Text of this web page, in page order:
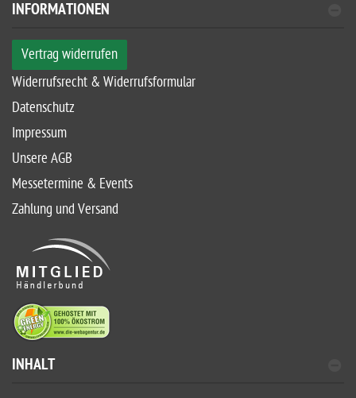
INFORMATIONEN
Vertrag widerrufen
Widerrufsrecht & Widerrufsformular
Datenschutz
Impressum
Unsere AGB
Messetermine & Events
Zahlung und Versand
INHALT